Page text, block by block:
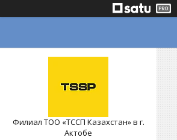
Филиал ТОО «ТССП Казахстан» в г.
Актобе